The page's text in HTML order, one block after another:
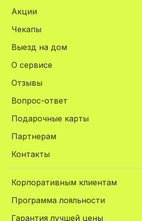
Акции
Чекапы
Выезд на дом
О сервисе
Отзывы
Вопрос-ответ
Подарочные карты
Партнерам
Контакты
Корпоративным клиентам
Программа лояльности
Гарантия лучшей цены